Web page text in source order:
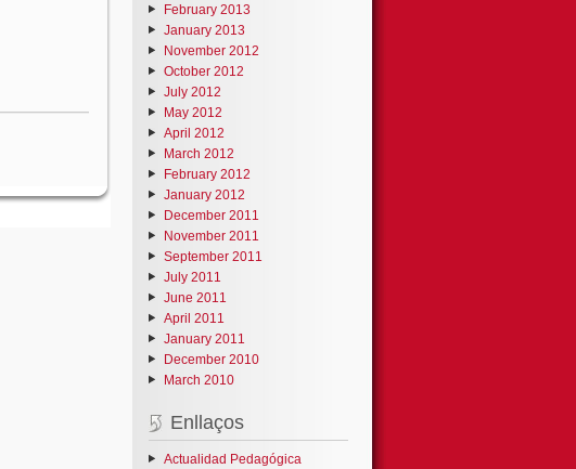
February 2013
January 2013
November 2012
October 2012
July 2012
May 2012
April 2012
March 2012
February 2012
January 2012
December 2011
November 2011
September 2011
July 2011
June 2011
April 2011
January 2011
December 2010
March 2010
Enllaços
Actualidad Pedagógica